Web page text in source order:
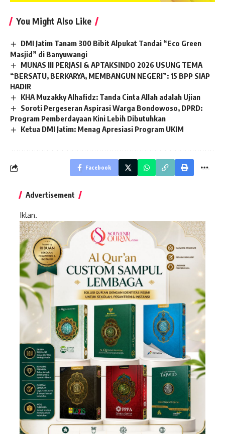
You Might Also Like
DMI Jatim Tanam 300 Bibit Alpukat Tandai “Eco Green
Masjid” di Banyuwangi
MUNAS III PERJASI & APTAKSINDO 2026 USUNG TEMA
“BERSATU, BERKARYA, MEMBANGUN NEGERI”: 15 BPP SIAP
HADIR
KHA Muzakky Alhafidz: Tanda Cinta Allah adalah Ujian
Soroti Pergeseran Aspirasi Warga Bondowoso, DPRD:
Program Pemberdayaan Kini Lebih Dibutuhkan
Ketua DMI Jatim: Menag Apresiasi Program UKIM
Facebook
Advertisement
Iklan.